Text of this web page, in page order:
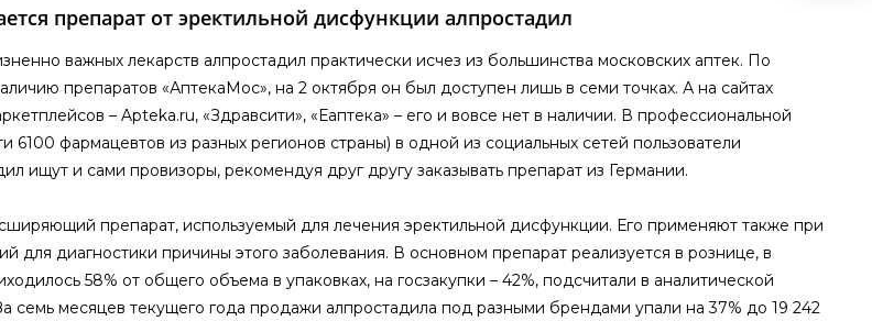
препарат от эректильной дисфункции алпростадил
важных лекарств алпростадил практически исчез из большинства московских аптек. По
препаратов «АптекаМос», на 2 октября он был доступен лишь в семи точках. А на сайтах
– Apteka.ru, «Здравсити», «Еаптека» – его и вовсе нет в наличии. В профессиональной
6100 фармацевтов из разных регионов страны) в одной из социальных сетей пользователи
ищут и сами провизоры, рекомендуя друг другу заказывать препарат из Германии.
препарат, используемый для лечения эректильной дисфункции. Его применяют также при
для диагностики причины этого заболевания. В основном препарат реализуется в рознице, в
58% от общего объема в упаковках, на госзакупки – 42%, подсчитали в аналитической
семь месяцев текущего года продажи алпростадила под разными брендами упали на 37% до 19 242